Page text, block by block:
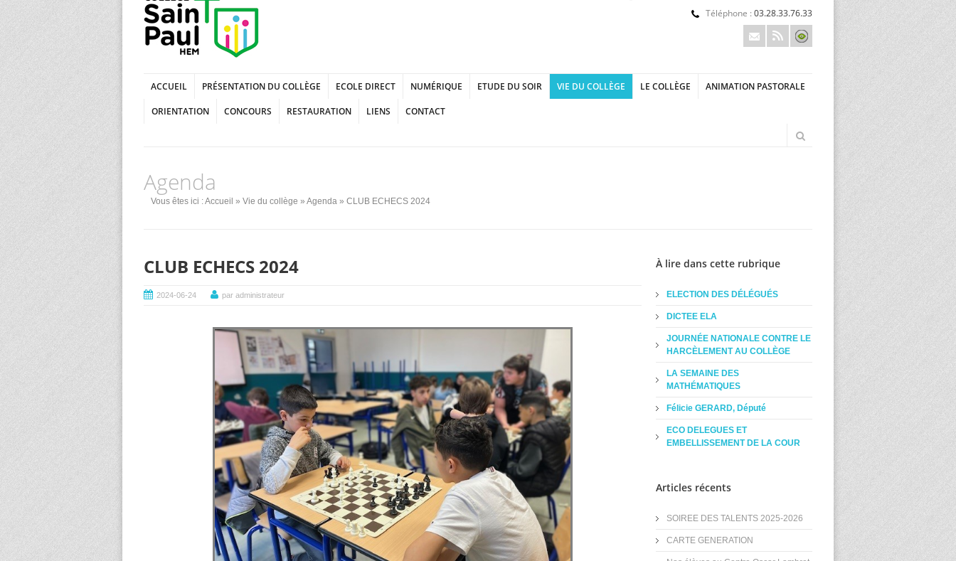
Téléphone : 03.28.33.76.33
ACCUEIL PRÉSENTATION DU COLLÈGE ECOLE DIRECT NUMÉRIQUE ETUDE DU SOIR VIE DU COLLÈGE LE COLLÈGE ANIMATION PASTORALE
ORIENTATION CONCOURS RESTAURATION LIENS CONTACT
Agenda
Vous êtes ici :Accueil » Vie du collège » Agenda » CLUB ECHECS 2024
CLUB ECHECS 2024
2024-06-24 par administrateur
À lire dans cette rubrique
ELECTION DES DÉLÉGUÉS
DICTEE ELA
JOURNÉE NATIONALE CONTRE LE
HARCÈLEMENT AU COLLÈGE
LA SEMAINE DES
MATHÉMATIQUES
Félicie GERARD, Député
ECO DELEGUES ET
EMBELLISSEMENT DE LA COUR
Articles récents
SOIREE DES TALENTS 2025-2026
CARTE GENERATION